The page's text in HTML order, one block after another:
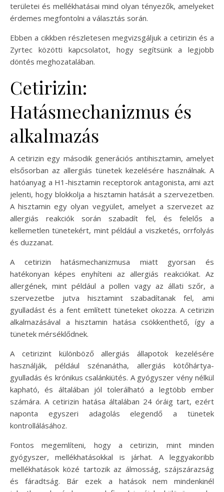
területei és mellékhatásai mind olyan tényezők, amelyeket
érdemes megfontolni a választás során.
Ebben a cikkben részletesen megvizsgáljuk a cetirizin és a
Zyrtec közötti kapcsolatot, hogy segítsünk a legjobb
döntés meghozatalában.
Cetirizin:
Hatásmechanizmus és
alkalmazás
A cetirizin egy második generációs antihisztamin, amelyet
elsősorban az allergiás tünetek kezelésére használnak. A
hatóanyag a H1-hisztamin receptorok antagonista, ami azt
jelenti, hogy blokkolja a hisztamin hatását a szervezetben.
A hisztamin egy olyan vegyület, amelyet a szervezet az
allergiás reakciók során szabadít fel, és felelős a
kellemetlen tünetekért, mint például a viszketés, orrfolyás
és duzzanat.
A cetirizin hatásmechanizmusa miatt gyorsan és
hatékonyan képes enyhíteni az allergiás reakciókat. Az
allergének, mint például a pollen vagy az állati szőr, a
szervezetbe jutva hisztamint szabadítanak fel, ami
gyulladást és a fent említett tüneteket okozza. A cetirizin
alkalmazásával a hisztamin hatása csökkenthető, így a
tünetek mérséklődnek.
A cetirizint különböző allergiás állapotok kezelésére
használják, például szénanátha, allergiás kötőhártya-
gyulladás és krónikus csalánkiütés. A gyógyszer vény nélkül
kapható, és általában jól tolerálható a legtöbb ember
számára. A cetirizin hatása általában 24 óráig tart, ezért
naponta egyszeri adagolás elegendő a tünetek
kontrollálásához.
Fontos megemlíteni, hogy a cetirizin, mint minden
gyógyszer, mellékhatásokkal is járhat. A leggyakoribb
mellékhatások közé tartozik az álmosság, szájszárazság
és fáradtság. Bár ezek a hatások nem mindenkinél